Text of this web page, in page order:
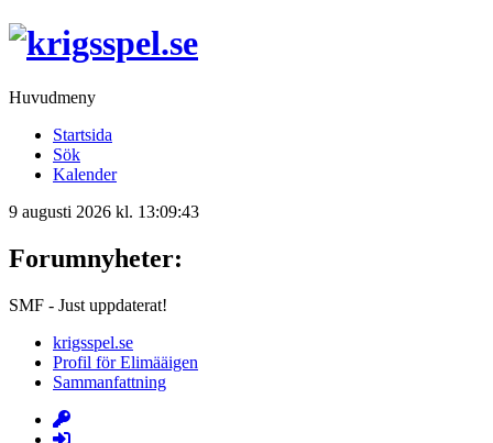
Huvudmeny
Startsida
Sök
Kalender
9 augusti 2026 kl. 13:09:43
Forumnyheter:
SMF - Just uppdaterat!
krigsspel.se
Profil för Elimääigen
Sammanfattning